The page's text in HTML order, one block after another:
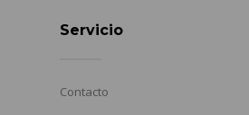
Servicio
Contacto